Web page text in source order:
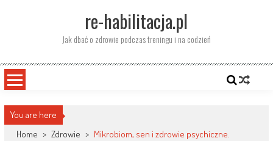
re-habilitacja.pl
Jak dbać o zdrowie podczas treningu i na codzień
You are here
Home > Zdrowie > Mikrobiom, sen i zdrowie psychiczne.